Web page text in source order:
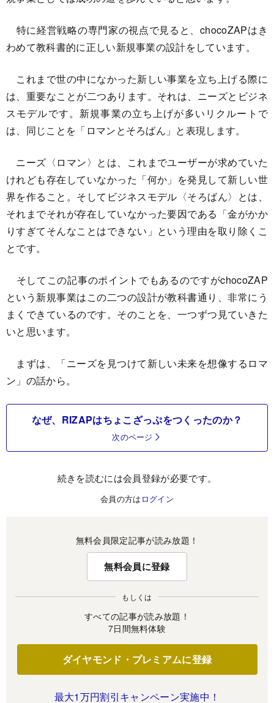
特に経営戦略の専門家の視点で見ると、chocoZAPはき
わめて教科書的に正しい新規事業の設計をしています。
これまで世の中になかった新しい事業を立ち上げる際に
は、重要なことが二つあります。それは、ニーズとビジネ
スモデルです。新規事業の立ち上げが多いリクルートで
は、同じことを「ロマンとそろばん」と表現します。
ニーズ〈ロマン〉とは、これまでユーザーが求めていた
けれども存在していなかった「何か」を発見して新しい世
界を作ること。そしてビジネスモデル〈そろばん〉とは、
それまでそれが存在していなかった要因である「金がかか
りすぎてそんなことはできない」という理由を取り除くこ
とです。
そしてこの記事のポイントでもあるのですがchocoZAP
という新規事業はこの二つの設計が教科書通り、非常にう
まくできているのです。そのことを、一つずつ見ていきた
いと思います。
まずは、「ニーズを見つけて新しい未来を想像するロマ
ン」の話から。
なぜ、RIZAPはちょこざっぷをつくったのか？
次のページ
続きを読むには会員登録が必要です。
会員の方は ログイン
無料会員限定記事が読み放題！
無料会員に登録
もしくは
すべての記事が読み放題！
7日間無料体験
ダイヤモンド・プレミアムに登録
最大1万円割引キャンペーン実施中！